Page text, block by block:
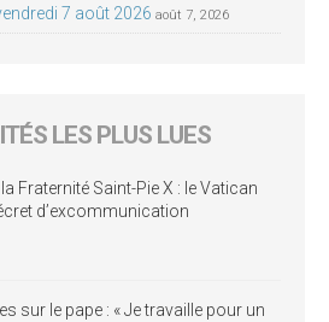
7 août 2026 août 7, 2026
LES PLUS LUES
Fraternité Saint-Pie X : le Vatican
d’excommunication
sur le pape : « Je travaille pour un